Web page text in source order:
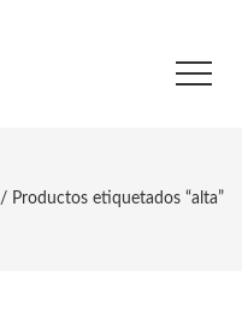
/ Productos etiquetados “alta”